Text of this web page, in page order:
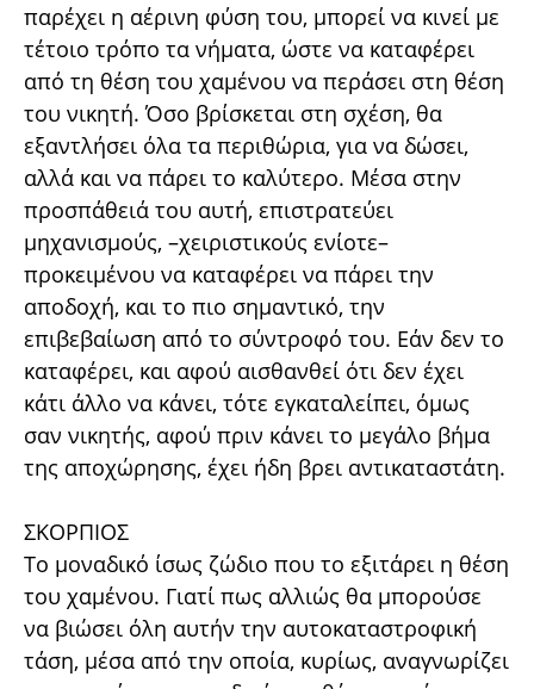
παρέχει η αέρινη φύση του, μπορεί να κινεί με
τέτοιο τρόπο τα νήματα, ώστε να καταφέρει
από τη θέση του χαμένου να περάσει στη θέση
του νικητή. Όσο βρίσκεται στη σχέση, θα
εξαντλήσει όλα τα περιθώρια, για να δώσει,
αλλά και να πάρει το καλύτερο. Μέσα στην
προσπάθειά του αυτή, επιστρατεύει
μηχανισμούς, –χειριστικούς ενίοτε–
προκειμένου να καταφέρει να πάρει την
αποδοχή, και το πιο σημαντικό, την
επιβεβαίωση από το σύντροφό του. Εάν δεν το
καταφέρει, και αφού αισθανθεί ότι δεν έχει
κάτι άλλο να κάνει, τότε εγκαταλείπει, όμως
σαν νικητής, αφού πριν κάνει το μεγάλο βήμα
της αποχώρησης, έχει ήδη βρει αντικαταστάτη.
ΣΚΟΡΠΙΟΣ
Το μοναδικό ίσως ζώδιο που το εξιτάρει η θέση
του χαμένου. Γιατί πως αλλιώς θα μπορούσε
να βιώσει όλη αυτήν την αυτοκαταστροφική
τάση, μέσα από την οποία, κυρίως, αναγνωρίζει